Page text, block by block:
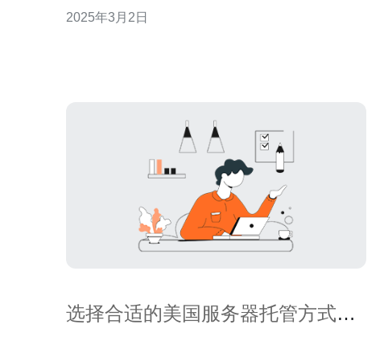
器提供商竞相争夺用户，那么哪家服务器速度最快
2025年3月2日
选择合适的美国服务器托管方式提